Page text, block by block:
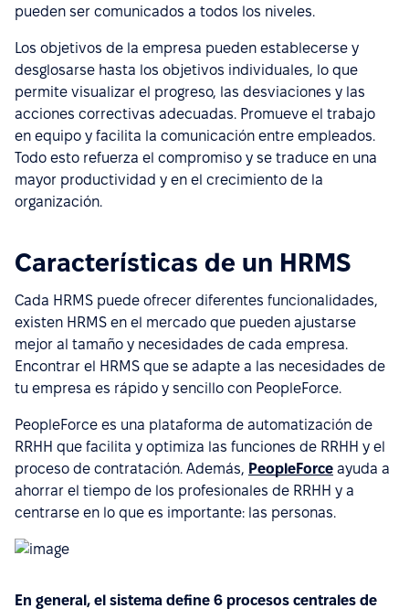
pueden ser comunicados a todos los niveles.
Los objetivos de la empresa pueden establecerse y
desglosarse hasta los objetivos individuales, lo que
permite visualizar el progreso, las desviaciones y las
acciones correctivas adecuadas. Promueve el trabajo
en equipo y facilita la comunicación entre empleados.
Todo esto refuerza el compromiso y se traduce en una
mayor productividad y en el crecimiento de la
organización.
Características de un HRMS
Cada HRMS puede ofrecer diferentes funcionalidades,
existen HRMS en el mercado que pueden ajustarse
mejor al tamaño y necesidades de cada empresa.
Encontrar el HRMS que se adapte a las necesidades de
tu empresa es rápido y sencillo con PeopleForce.
PeopleForce es una plataforma de automatización de
RRHH que facilita y optimiza las funciones de RRHH y el
proceso de contratación. Además, PeopleForce ayuda a
ahorrar el tiempo de los profesionales de RRHH y a
centrarse en lo que es importante: las personas.
En general, el sistema define 6 procesos centrales de